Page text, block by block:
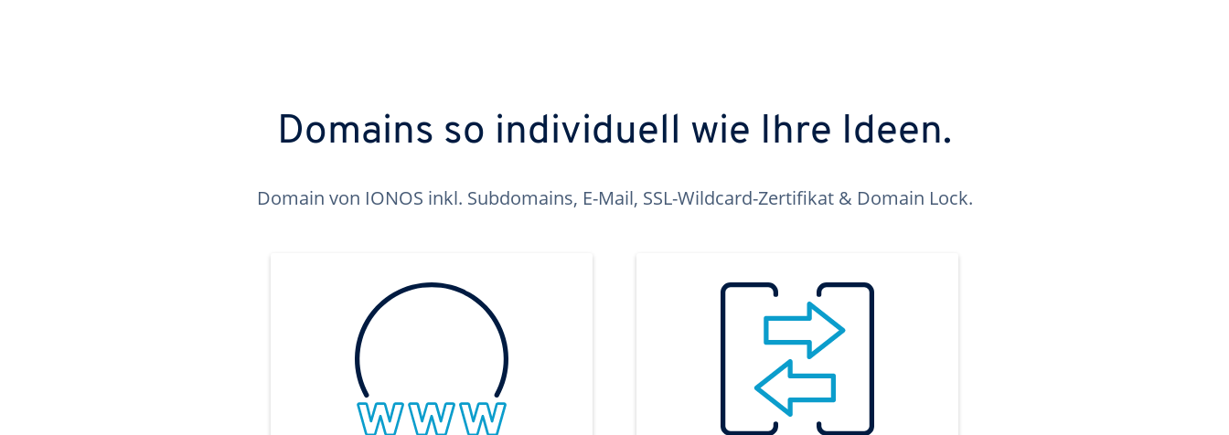
Domains so individuell wie Ihre Ideen.
Domain von IONOS inkl. Subdomains, E-Mail, SSL-Wildcard-Zertifikat & Domain Lock.